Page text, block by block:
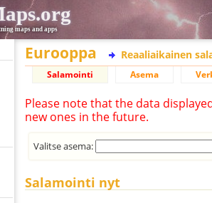
maps and apps
Eurooppa Reaaliaikainen
Salamointi Asema
Please note that the data
new ones in the future.
Valitse asema:
Salamointi nyt